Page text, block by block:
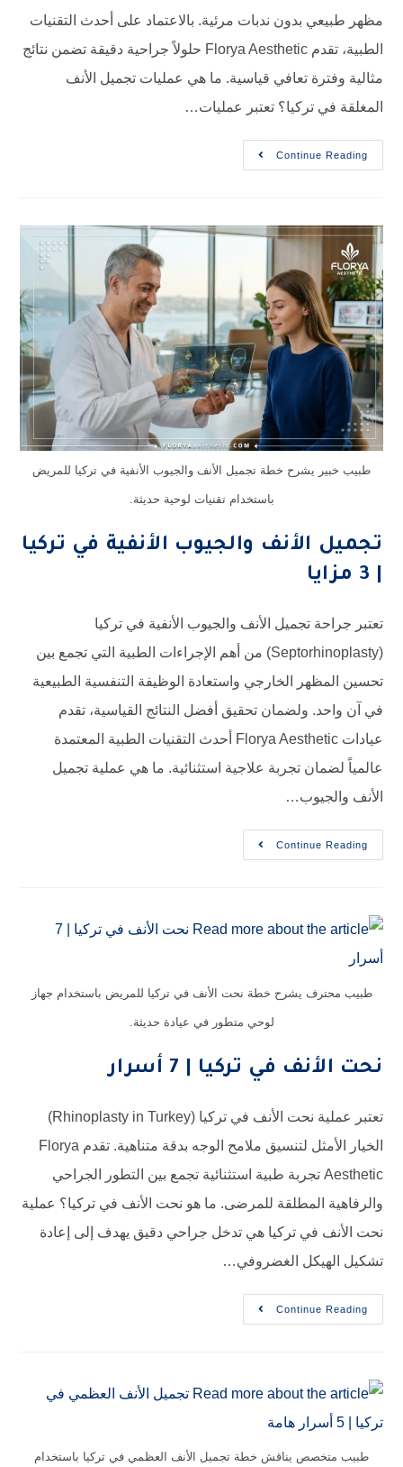
مظهر طبيعي بدون ندبات مرئية. بالاعتماد على أحدث التقنيات
الطبية، تقدم Florya Aesthetic حلولاً جراحية دقيقة تضمن نتائج
مثالية وفترة تعافي قياسية. ما هي عمليات تجميل الأنف
المغلقة في تركيا؟ تعتبر عمليات…
Continue Reading
طبيب خبير يشرح خطة تجميل الأنف والجيوب الأنفية في تركيا للمريض
باستخدام تقنيات لوحية حديثة.
تجميل الأنف والجيوب الأنفية في تركيا
تعتبر جراحة تجميل الأنف والجيوب الأنفية في تركيا
(Septorhinoplasty) من أهم الإجراءات الطبية التي تجمع بين
تحسين المظهر الخارجي واستعادة الوظيفة التنفسية الطبيعية
في آن واحد. ولضمان تحقيق أفضل النتائج القياسية، تقدم
عيادات Florya Aesthetic أحدث التقنيات الطبية المعتمدة
عالمياً لضمان تجربة علاجية استثنائية. ما هي عملية تجميل
الأنف والجيوب…
Continue Reading
طبيب محترف يشرح خطة نحت الأنف في تركيا للمريض باستخدام جهاز
لوحي متطور في عيادة حديثة.
نحت الأنف في تركيا | 7 أسرار
تعتبر عملية نحت الأنف في تركيا (Rhinoplasty in Turkey)
الخيار الأمثل لتنسيق ملامح الوجه بدقة متناهية. تقدم Florya
Aesthetic تجربة طبية استثنائية تجمع بين التطور الجراحي
والرفاهية المطلقة للمرضى. ما هو نحت الأنف في تركيا؟ عملية
نحت الأنف في تركيا هي تدخل جراحي دقيق يهدف إلى إعادة
تشكيل الهيكل الغضروفي…
Continue Reading
طبيب متخصص يناقش خطة تجميل الأنف العظمي في تركيا باستخدام